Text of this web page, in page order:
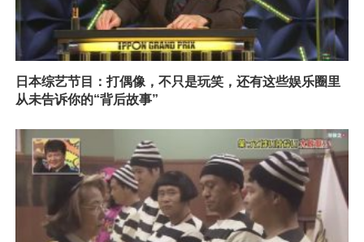
日本综艺节目：打偶像，不只是玩笑，还有这些娱乐圈里
从未告诉你的“背后故事”